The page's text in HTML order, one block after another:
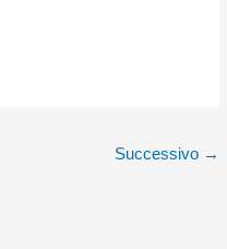
Successivo →